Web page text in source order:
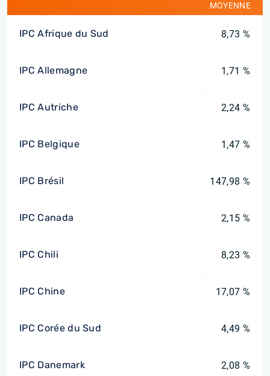
MOYENNE
IPC Afrique du Sud 8,73 %
IPC Allemagne 1,71 %
IPC Autriche 2,24 %
IPC Belgique 1,47 %
IPC Brésil 147,98 %
IPC Canada 2,15 %
IPC Chili 8,23 %
IPC Chine 17,07 %
IPC Corée du Sud 4,49 %
IPC Danemark 2,08 %